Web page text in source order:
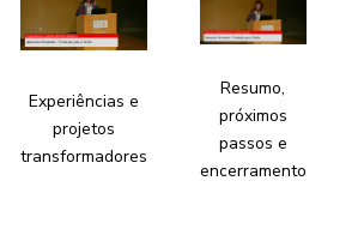
Experiências e
projetos
transformadores
Resumo,
próximos
passos e
encerramento